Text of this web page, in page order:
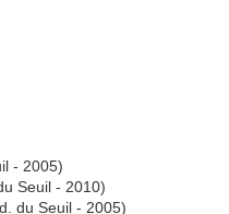
- 2005)
Seuil - 2010)
du Seuil - 2005)